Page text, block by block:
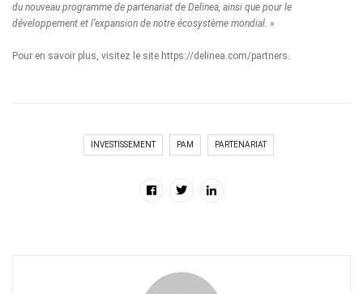
du nouveau programme de partenariat de Delinea, ainsi que pour le
développement et l’expansion de notre écosystème mondial. »
Pour en savoir plus, visitez le site https://delinea.com/partners
INVESTISSEMENT PAM PARTENARIAT